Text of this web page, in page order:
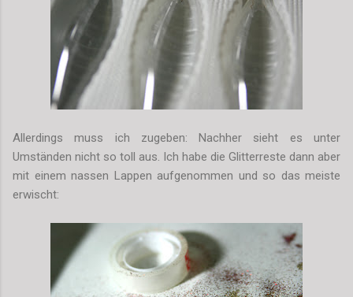
Allerdings muss ich zugeben: Nachher sieht es unter
Umständen nicht so toll aus. Ich habe die Glitterreste dann aber
mit einem nassen Lappen aufgenommen und so das meiste
erwischt: